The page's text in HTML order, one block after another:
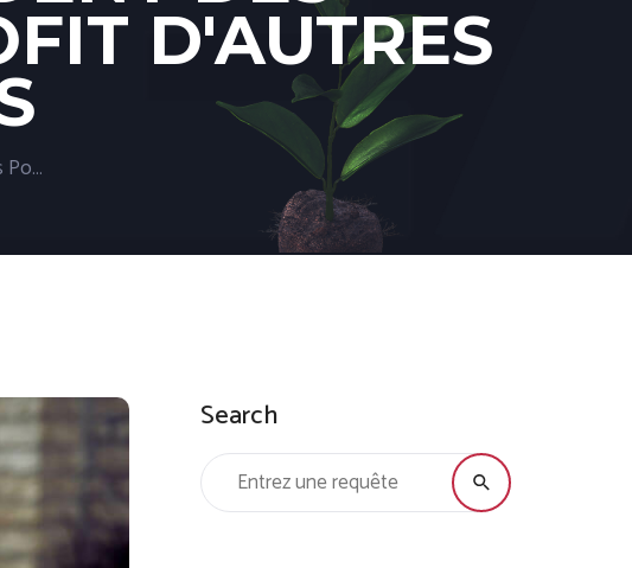
D'AUTRES
Les Principales Raisons Pour Lesquelles Les Courtiers Immobiliers Perdent Des Transactions Au Profit D’autres Courtiers
Search
Recherche: